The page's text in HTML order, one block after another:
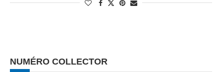
NUMÉRO COLLECTOR